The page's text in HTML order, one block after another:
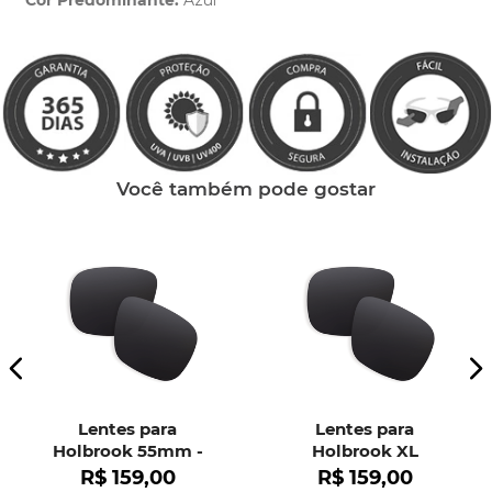
Você também pode gostar
Lentes para
Holbrook 55mm -
OO9102
R$ 159,00
Lentes para
Holbrook XL
R$ 159,00